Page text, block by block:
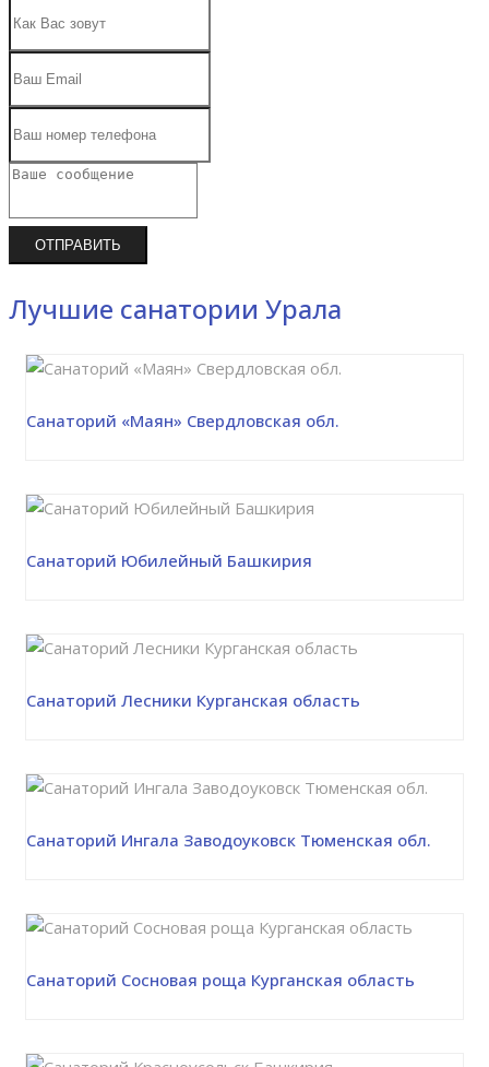
ОТПРАВИТЬ
Лучшие санатории Урала
Санаторий «Маян» Свердловская обл.
Санаторий Юбилейный Башкирия
Санаторий Лесники Курганская область
Санаторий Ингала Заводоуковск Тюменская обл.
Санаторий Сосновая роща Курганская область